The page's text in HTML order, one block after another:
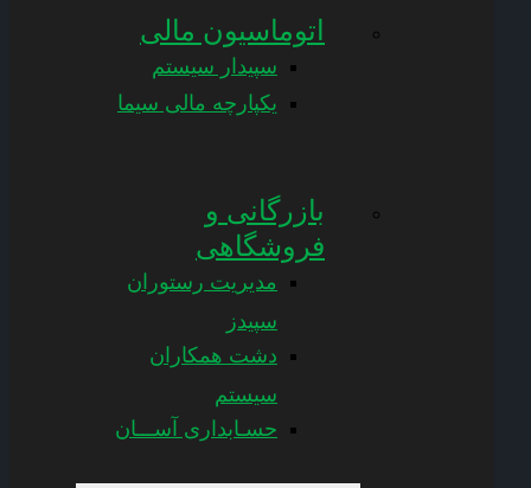
اتوماسیون مالی
سپیدار سیستم
یکپارچه مالی سیما
بازرگانی و
فروشگاهی
مدیریت رستوران
سپیدز
دشت همکاران
سیستم
حسـابداری آســـان